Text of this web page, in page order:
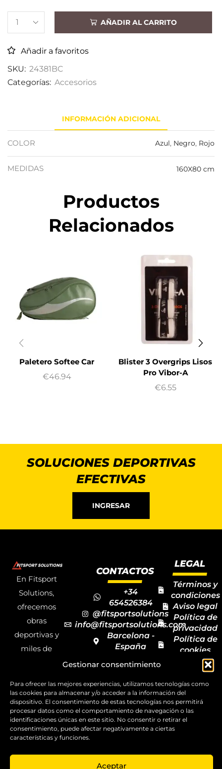
Gestionar consentimiento
Para ofrecer las mejores experiencias, utilizamos tecnologías como
las cookies para almacenar y/o acceder a la información del
dispositivo. El consentimiento de estas tecnologías nos permitirá
procesar datos como el comportamiento de navegación o las
identificaciones únicas en este sitio. No consentir o retirar el
consentimiento, puede afectar negativamente a ciertas
características y funciones.
Aceptar
AÑADIR AL CARRITO
Añadir a favoritos
SKU: 24381BC
Categorías: Accesorios
INFORMACIÓN ADICIONAL
COLOR Azul, Negro, Rojo
MEDIDAS 160X80 cm
Productos
Relacionados
Paletero Softee Car
€46.94
Blister 3 Overgrips Lisos
Pro Vibor-A
€6.55
SOLUCIONES DEPORTIVAS
EFECTIVAS
INGRESAR
En Fitsport
Solutions,
ofrecemos
obras
deportivas y
miles de
deportivos
para todas las
disciplinas,
garantizando
CONTACTOS
+34
654526384
@fitsportsolutions
info@fitsportsolutions.com
Barcelona -
España
de contacto
LEGAL
Términos y
condiciones
Aviso legal
Política de
privacidad
Política de
cookies
Mapa del
sitio